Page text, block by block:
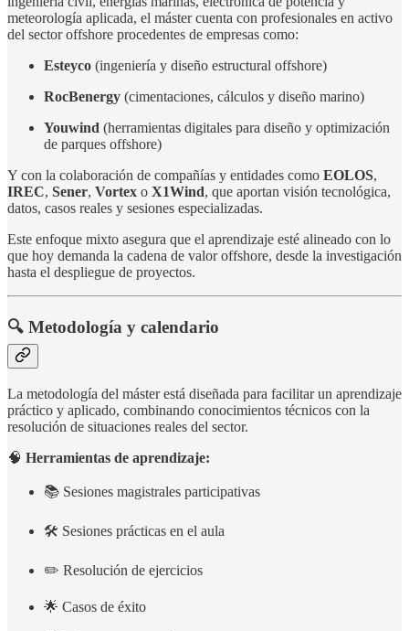
meteorología aplicada, el máster cuenta con profesionales en activo
del sector offshore procedentes de empresas como:
Esteyco (ingeniería y diseño estructural offshore)
RocBenergy (cimentaciones, cálculos y diseño marino)
Youwind (herramientas digitales para diseño y optimización
de parques offshore)
Y con la colaboración de compañías y entidades como EOLOS,
IREC, Sener, Vortex o X1Wind, que aportan visión tecnológica,
datos, casos reales y sesiones especializadas.
Este enfoque mixto asegura que el aprendizaje esté alineado con lo
que hoy demanda la cadena de valor offshore, desde la investigación
hasta el despliegue de proyectos.
🔍 Metodología y calendario
La metodología del máster está diseñada para facilitar un aprendizaje
práctico y aplicado, combinando conocimientos técnicos con la
resolución de situaciones reales del sector.
🧠 Herramientas de aprendizaje:
📚 Sesiones magistrales participativas
🛠️ Sesiones prácticas en el aula
✏️ Resolución de ejercicios
🌟 Casos de éxito